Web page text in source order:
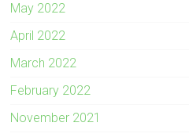
May 2022
April 2022
March 2022
February 2022
November 2021